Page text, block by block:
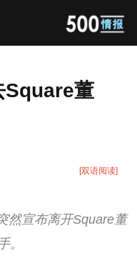
Square董
[双语阅读]
然宣布离开Square董
。